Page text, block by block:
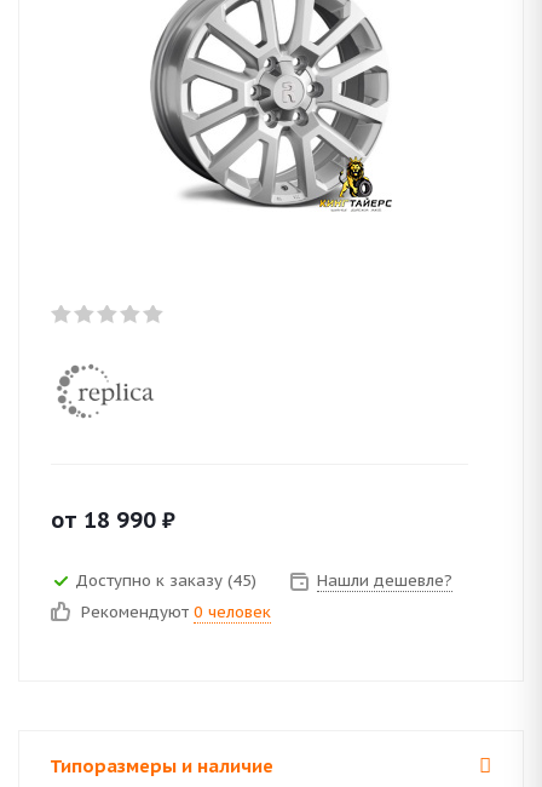
от 18 990 ₽
Доступно к заказу (45)
Нашли дешевле?
Рекомендуют 0 человек
Типоразмеры и наличие